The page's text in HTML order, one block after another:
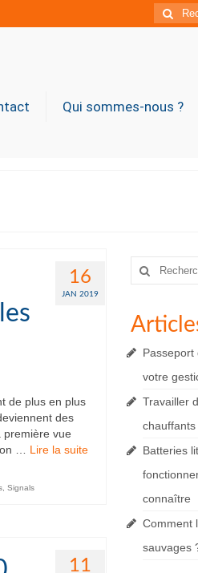
:
Qui sommes-nous ?
16
JAN 2019
de plus en plus
des
première vue
… Lire la suite­­
, Signals
11
Rechercher
Passeport
votre
Travailler
Batteries
connaître
Comment
sauvages